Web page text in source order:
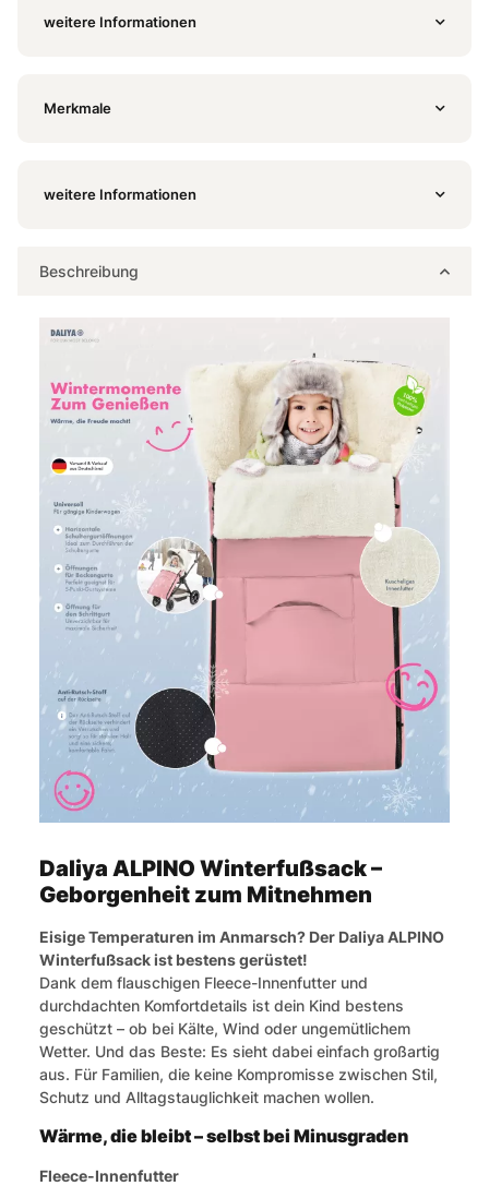
weitere Informationen
Merkmale
weitere Informationen
Beschreibung
Daliya ALPINO Winterfußsack –
Geborgenheit zum Mitnehmen
Eisige Temperaturen im Anmarsch? Der Daliya ALPINO
Winterfußsack ist bestens gerüstet!
Dank dem flauschigen Fleece-Innenfutter und
durchdachten Komfortdetails ist dein Kind bestens
geschützt – ob bei Kälte, Wind oder ungemütlichem
Wetter. Und das Beste: Es sieht dabei einfach großartig
aus. Für Familien, die keine Kompromisse zwischen Stil,
Schutz und Alltagstauglichkeit machen wollen.
Wärme, die bleibt – selbst bei Minusgraden
Fleece-Innenfutter